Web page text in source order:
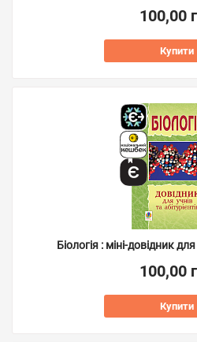
100,00
Купити
Біологія : міні-довідник
100,00
Купити